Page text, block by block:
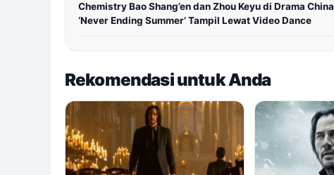
Chemistry Bao Shang’en dan Zhou Keyu di Drama China
‘Never Ending Summer’ Tampil Lewat Video Dance
Rekomendasi untuk Anda